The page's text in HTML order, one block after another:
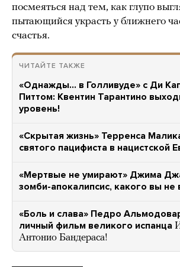
посмеяться над тем, как глупо
пытающийся украсть у ближнего
счастья.
ЧИТАЙТЕ ТАКЖЕ
«Однажды… в Голливуде» с Ди
Питтом: Квентин Тарантино
уровень!
«Скрытая жизнь» Терренса
святого пацифиста в нацистской
«Мертвые не умирают» Джима
зомби-апокалипсис, какого вы не
«Боль и слава» Педро
личный фильм великого испанца
Антонио Бандераса!